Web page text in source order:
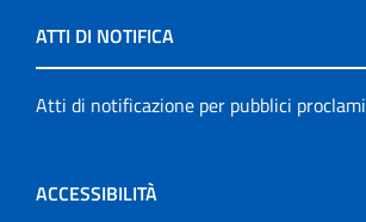
ATTI DI NOTIFICA
Atti di notificazione per pubblici proclami
ACCESSIBILITÀ